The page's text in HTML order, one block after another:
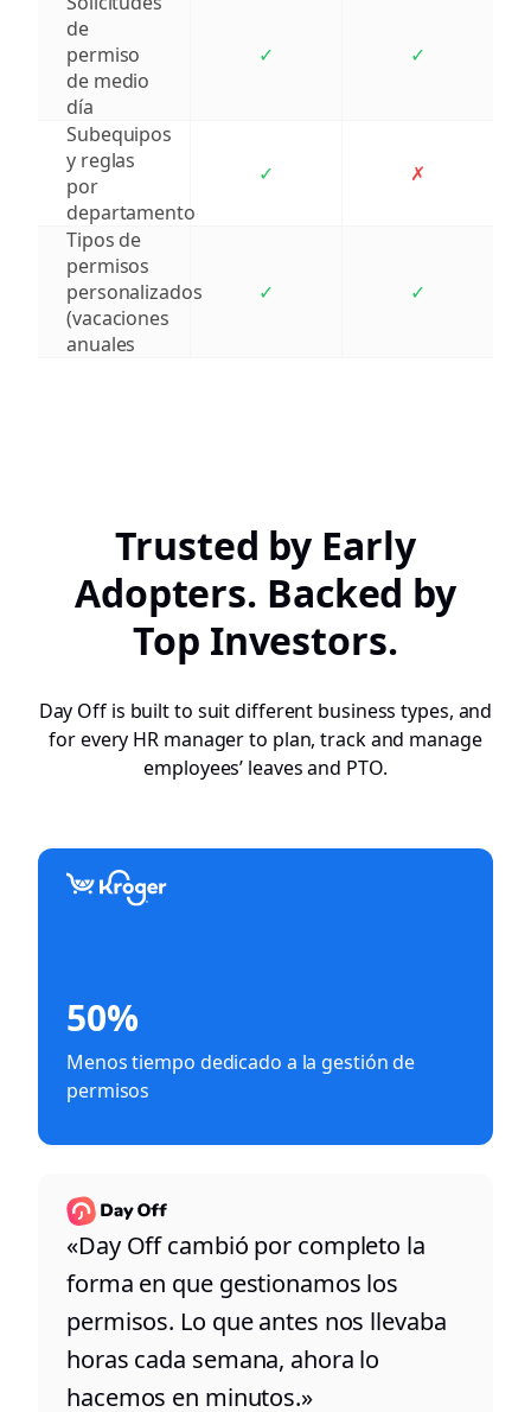
de
permiso
de medio
día
✓ ✓
Subequipos
y reglas
por
departamento
✓ ✗
Tipos de
permisos
personalizados
(vacaciones
anuales
✓ ✓
Trusted by Early
Adopters. Backed by
Top Investors.
Day Off is built to suit different business types, and
for every HR manager to plan, track and manage
employees’ leaves and PTO.
50%
Menos tiempo dedicado a la gestión de
permisos
«Day Off cambió por completo la
forma en que gestionamos los
permisos. Lo que antes nos llevaba
horas cada semana, ahora lo
hacemos en minutos.»